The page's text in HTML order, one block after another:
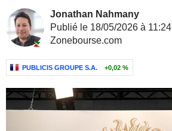
Jonathan Nahmany
Publié le 18/05/2026 à 11:24
Zonebourse.com
PUBLICIS GROUPE S.A. +0,02 %